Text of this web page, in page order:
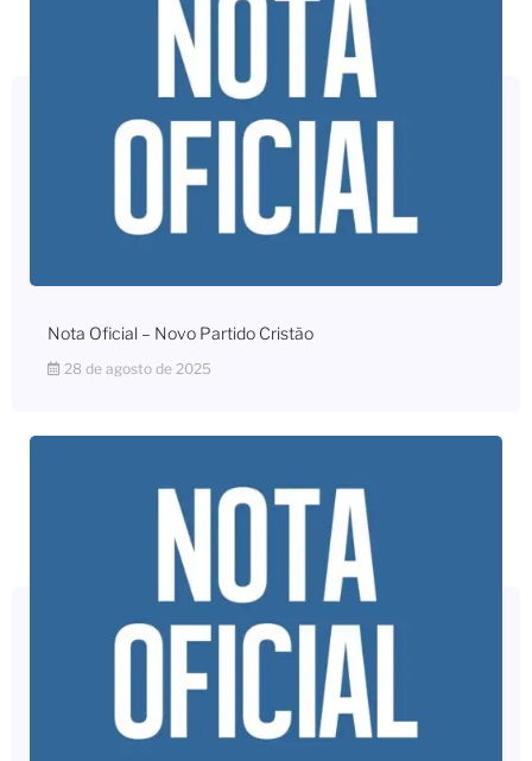
Nota Oficial – Novo Partido Cristão
28 de agosto de 2025